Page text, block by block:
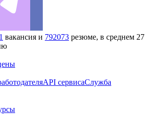
вакансия и 792073 резюме, в среднем 27
API сервисаСлужба